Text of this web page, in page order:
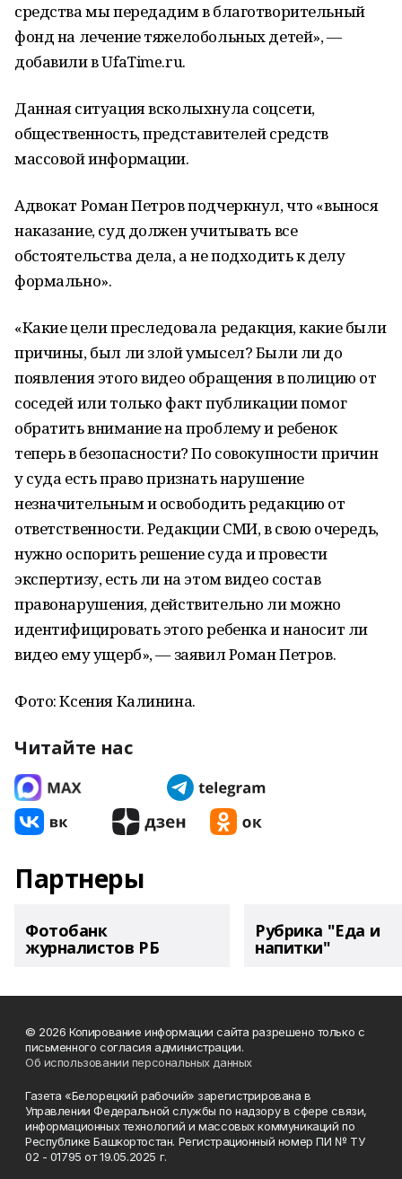
средства мы передадим в благотворительный
фонд на лечение тяжелобольных детей», —
добавили в UfaTime.ru.
Данная ситуация всколыхнула соцсети,
общественность, представителей средств
массовой информации.
Адвокат Роман Петров подчеркнул, что «вынося
наказание, суд должен учитывать все
обстоятельства дела, а не подходить к делу
формально».
«Какие цели преследовала редакция, какие были
причины, был ли злой умысел? Были ли до
появления этого видео обращения в полицию от
соседей или только факт публикации помог
обратить внимание на проблему и ребенок
теперь в безопасности? По совокупности причин
у суда есть право признать нарушение
незначительным и освободить редакцию от
ответственности. Редакции СМИ, в свою очередь,
нужно оспорить решение суда и провести
экспертизу, есть ли на этом видео состав
правонарушения, действительно ли можно
идентифицировать этого ребенка и наносит ли
видео ему ущерб», — заявил Роман Петров.
Фото: Ксения Калинина.
Читайте нас
Партнеры
Фотобанк
журналистов РБ
Рубрика "Еда и
напитки"
© 2026 Копирование информации сайта разрешено только с
письменного согласия администрации.
Об использовании персональных данных
Газета «Белорецкий рабочий» зарегистрирована в
Управлении Федеральной службы по надзору в сфере связи,
информационных технологий и массовых коммуникаций по
Республике Башкортостан. Регистрационный номер ПИ № ТУ
02 - 01795 от 19.05.2025 г.